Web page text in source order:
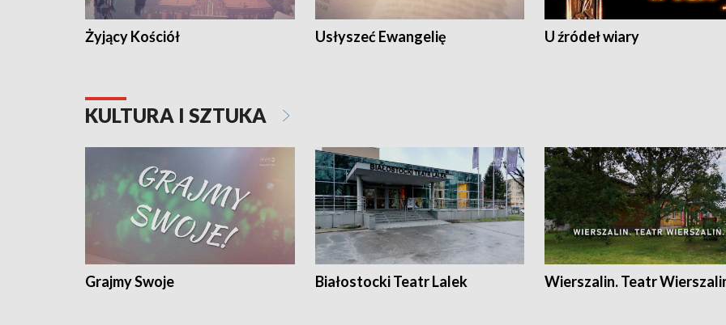
Żyjący Kościół Usłyszeć Ewangelię U źródeł wiary
KULTURA I SZTUKA
Grajmy Swoje Białostocki Teatr Lalek Wierszalin. Teatr